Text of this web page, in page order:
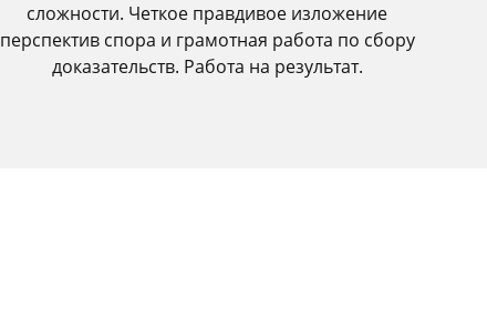
сложности. Четкое правдивое изложение
перспектив спора и грамотная работа по сбору
доказательств. Работа на результат.